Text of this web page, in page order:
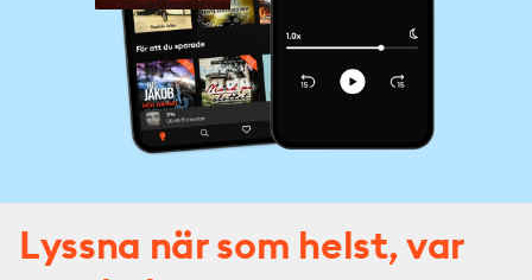
Lyssna när som helst, var